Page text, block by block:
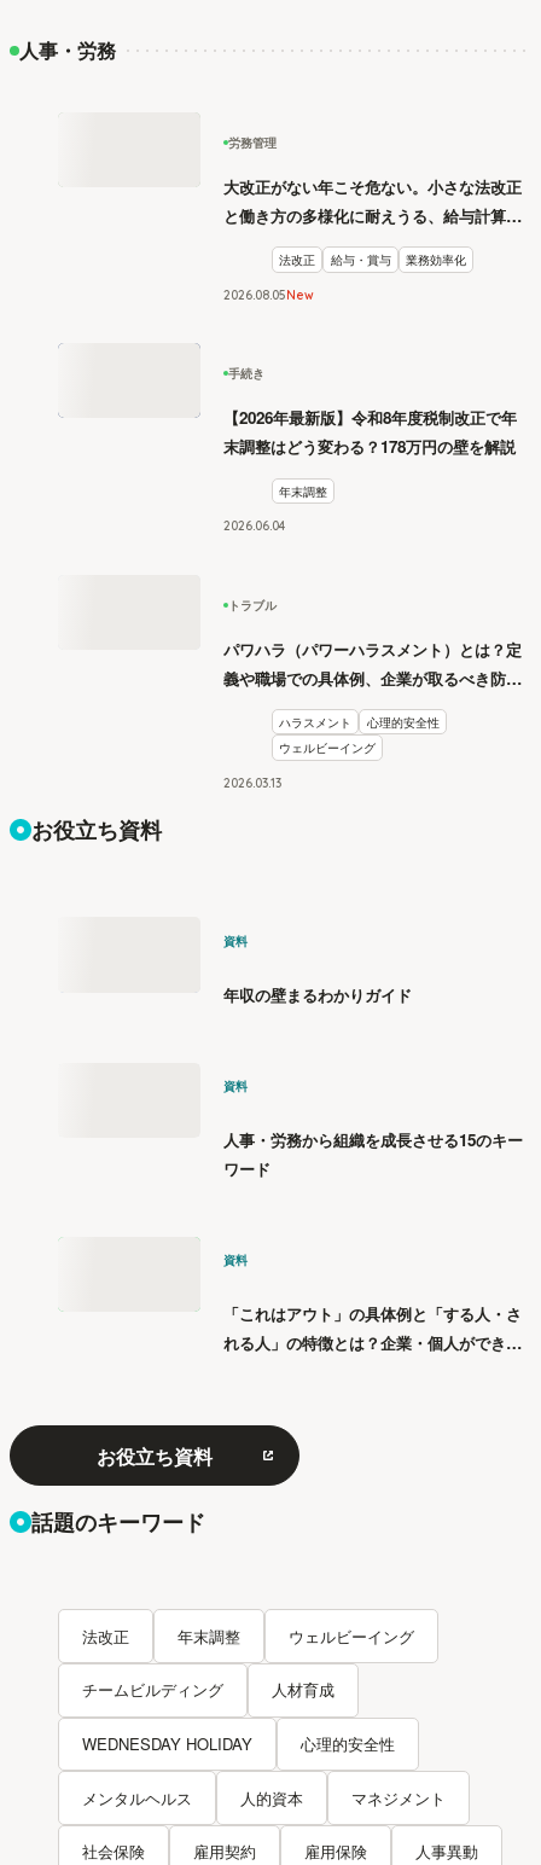
人事・労務
労務管理
大改正がない年こそ危ない。小さな法改正
と働き方の多様化に耐えうる、給与計算と
リスク管理
法改正 給与・賞与 業務効率化
2026 08 05New
手続き
【2026年最新版】令和8年度税制改正で年
末調整はどう変わる？178万円の壁を解説
年末調整
2026.06 04
トラブル
パワハラ（パワーハラスメント）とは？定
義や職場での具体例、企業が取るべき防止
措置を学ぶ
ハラスメント
心理的安全性
ウェルビーイング
2026 0313
お役立ち資料
資料
年収の壁まるわかりガイド
資料
人事・労務から組織を成長させる15のキー
ワード
資料
「これはアウト」の具体例と「する人・さ
れる人」の特徴とは？企業・個人ができる
お役立ち資料
話題のキーワード
法改正 年末調整 ウェルビーイング
チームビルディング 人材育成
WEDNESDAY HOLIDAY 心理的安全性
メンタルヘルス 人的資本 マネジメント
社会保険 雇用契約 雇用保険 人事異動